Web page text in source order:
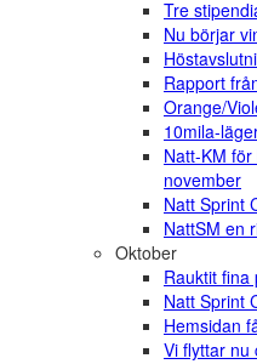
Tre
Nu börjar
Rapport
Orange/
10mila-
Natt-KM
november
Natt Sprint
NattSM en
Oktober
Rauktit fina
Natt Sprint
Hemsidan
Vi flyttar nu